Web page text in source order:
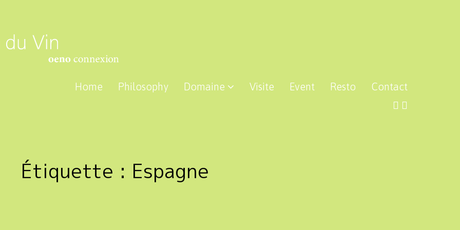
Home Philosophy Domaine Visite Event Resto Contact
Étiquette : Espagne